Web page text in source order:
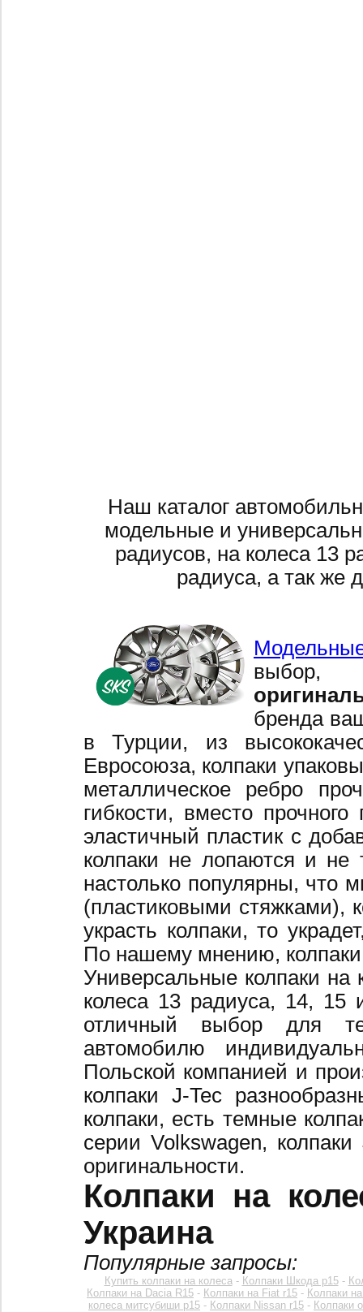
Наш каталог
модельные и
радиусов, на колеса 13
радиуса, а так же
выбор,
бренда
в Турции, из
Евросоюза, колпаки
металлическое ребро
гибкости, вместо
эластичный пластик с
колпаки не лопаются и не
настолько популярны, что
(пластиковыми стяжками),
украсть колпаки, то
По нашему мнению,
Универсальные колпаки
колеса 13 радиуса, 14,
отличный выбор для
автомобилю
Польской компанией и
колпаки J-Tec
колпаки, есть темные
серии Volkswagen,
оригинальности.
Колпаки на
Украина
Популярные запросы:
Купить колпаки на колеса- Колпаки Шкода р15-
Колпаки на Dacia R15 - Колпаки на Fiat r15 - Колпаки
колеса митсубиши р15 - Колпаки Nissan r15 - Колпаки